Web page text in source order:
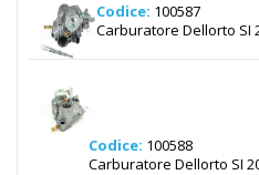
Codice: 100587
Carburatore Dellorto SI
Codice: 100588
Carburatore Dellorto SI